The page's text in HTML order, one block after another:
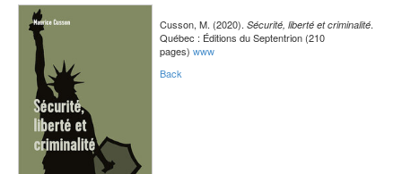
Cusson, M. (2020). Sécurité, liberté et criminalité.
Québec : Éditions du Septentrion (210
pages) www
Back